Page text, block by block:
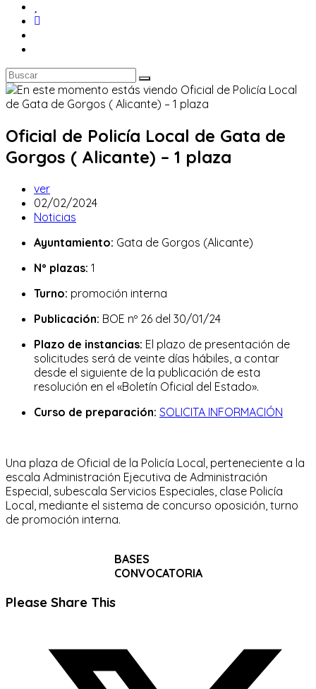
Oficial de Policía Local de Gata de
Gorgos ( Alicante) – 1 plaza
Autor
de
la
ver
Publicación
de
entrada:
02/02/2024
Categoría
la
Noticias
Ayuntamiento: Gata de Gorgos (Alicante)
Nº plazas: 1
Turno: promoción interna
Publicación: BOE nº 26 del 30/01/24
Plazo de instancias: El plazo de presentación de
solicitudes será de veinte días hábiles, a contar
desde el siguiente de la publicación de esta
resolución en el «Boletín Oficial del Estado».
Curso de preparación: SOLICITA INFORMACIÓN
Una plaza de Oficial de la Policía Local, perteneciente a la
escala Administración Ejecutiva de Administración
Especial, subescala Servicios Especiales, clase Policía
Local, mediante el sistema de concurso oposición, turno
de promoción interna.
BASES
CONVOCATORIA
Please Share ThisCompartir